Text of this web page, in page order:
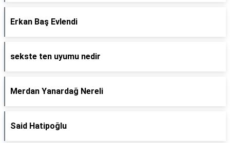
Erkan Baş Evlendi
sekste ten uyumu nedir
Merdan Yanardağ Nereli
Said Hatipoğlu